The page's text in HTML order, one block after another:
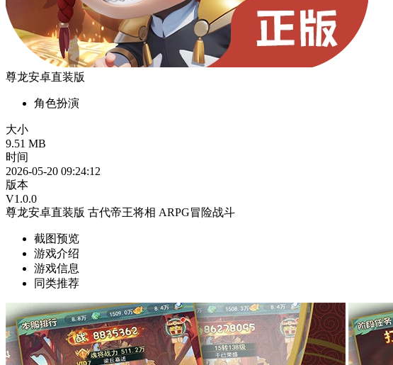
尊龙安卓直装版
角色扮演
大小
9.51 MB
时间
2026-05-20 09:24:12
版本
V1.0.0
尊龙安卓直装版 古代帝王将相 ARPG冒险战斗
截图预览
游戏介绍
游戏信息
同类推荐